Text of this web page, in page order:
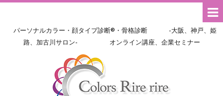
パーソナルカラー・顔タイプ診断®・骨格診断 -大阪、神戸、姫
路、加古川サロン- オンライン講座、企業セミナー